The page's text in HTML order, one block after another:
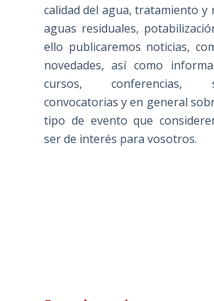
calidad del agua, tratamiento y
aguas residuales,
ello publicaremos noticias,
novedades, así como
cursos, conferencias,
convocatorias y en general
tipo de evento que
ser de interés para vosotros.